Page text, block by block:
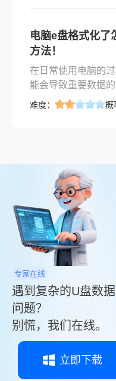
介，帮助您解决U
电脑e盘格式化了
方法！
在日常使用电脑的
能会导致重要数据
疼的问题。然而，
难度： 概
专家在线
遇到复杂的U盘数
问题？
别慌，我们在线。
立即下载